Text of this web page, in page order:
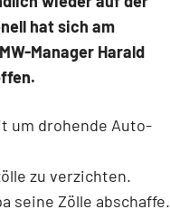
hat sich am
Manager Harald
um drohende Auto-
zu verzichten.
seine Zölle abschaffe.